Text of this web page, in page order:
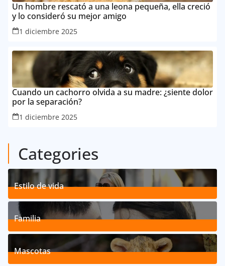
Un hombre rescató a una leona pequeña, ella creció
y lo consideró su mejor amigo
1 diciembre 2025
Cuando un cachorro olvida a su madre: ¿siente dolor
por la separación?
1 diciembre 2025
Categories
Estilo de vida
192Posts
Familia
527Posts
Mascotas